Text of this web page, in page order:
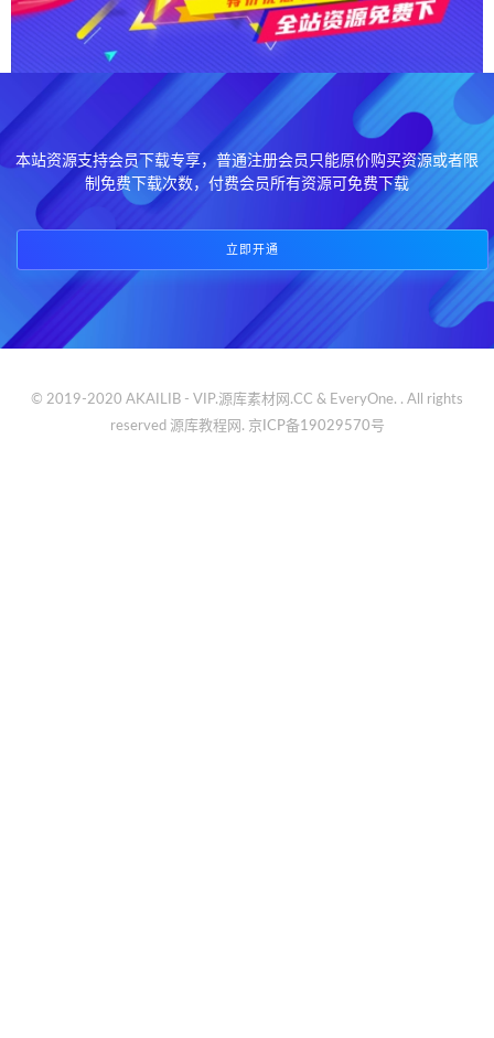
本站资源支持会员下载专享，普通注册会员只能原价购买资源或者限
制免费下载次数，付费会员所有资源可免费下载
立即开通
© 2019-2020 AKAILIB - VIP.源库素材网.CC & EveryOne. . All rights
reserved 源库教程网. 京ICP备19029570号